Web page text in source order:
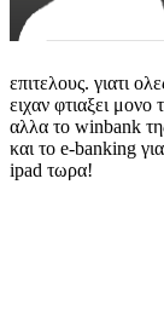
επιτελους. γιατι
ειχαν φτιαξει
αλλα το winbank
και το e-banking
ipad τωρα!